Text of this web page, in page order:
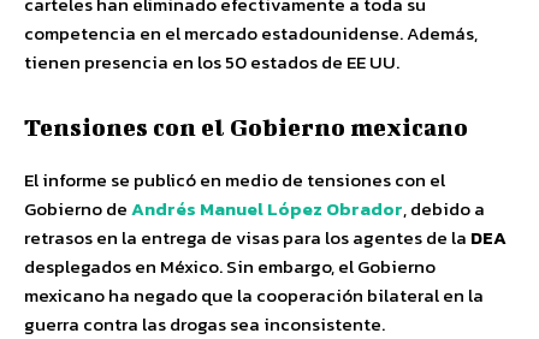
competencia en el mercado estadounidense. Además,
tienen presencia en los 50 estados de EE UU.
Tensiones con el Gobierno mexicano
El informe se publicó en medio de tensiones con el
Gobierno deAndrés Manuel López Obrador, debido a
retrasos en la entrega de visas para los agentes de la DEA
desplegados en México. Sin embargo, el Gobierno
mexicano ha negado que la cooperación bilateral en la
guerra contra las drogas sea inconsistente.